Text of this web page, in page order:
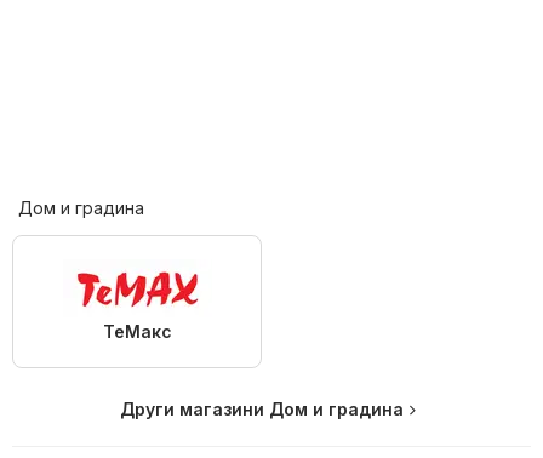
Дом и градина
ТеMакс
Други магазини Дом и градина